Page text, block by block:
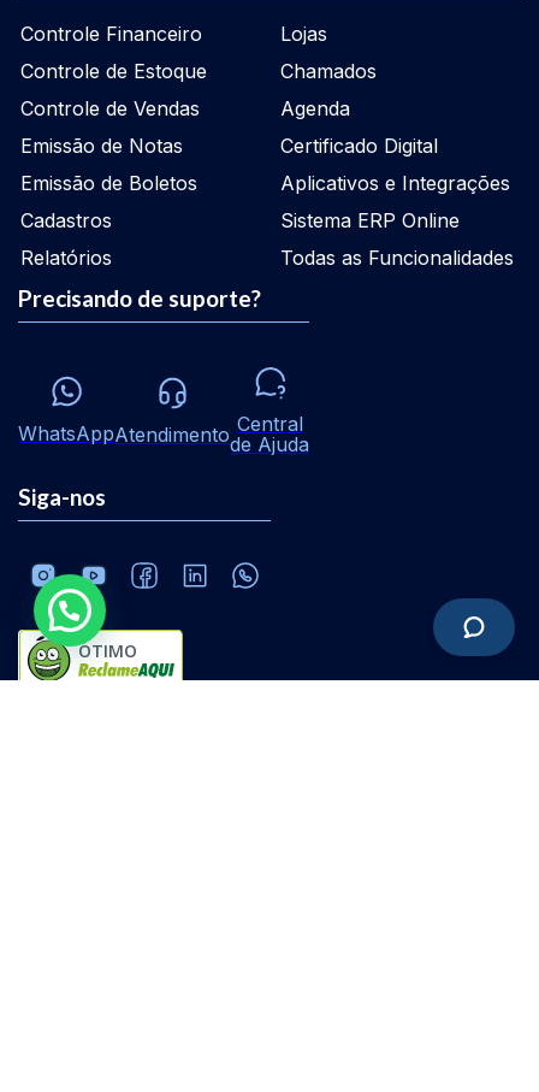
Controle Financeiro
Controle de Estoque
Controle de Vendas
Emissão de Notas
Emissão de Boletos
Cadastros
Relatórios
Lojas
Chamados
Agenda
Certificado Digital
Aplicativos e Integrações
Sistema ERP Online
Todas as Funcionalidades
Precisando de suporte?
WhatsAppAtendimento Central
de Ajuda
Siga-nos
ÓTIMO